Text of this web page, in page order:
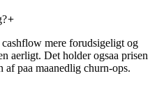
mere forudsigeligt og
aerligt. Det holder ogsaa prisen
af paa maanedlig churn-ops.